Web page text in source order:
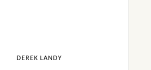
DEREK LANDY